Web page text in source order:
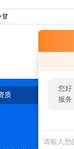
您好
服务
甘
质 在线留言